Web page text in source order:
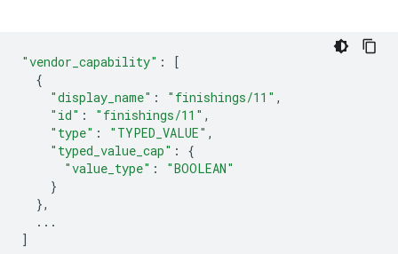
"vendor_capability" :
[
{
"display_name" : "finishings/11" ,
"id" : "finishings/11" ,
"type" : "TYPED_VALUE" ,
"typed_value_cap" :
{
"value_type" :
"BOOLEAN"
}
},
...
]